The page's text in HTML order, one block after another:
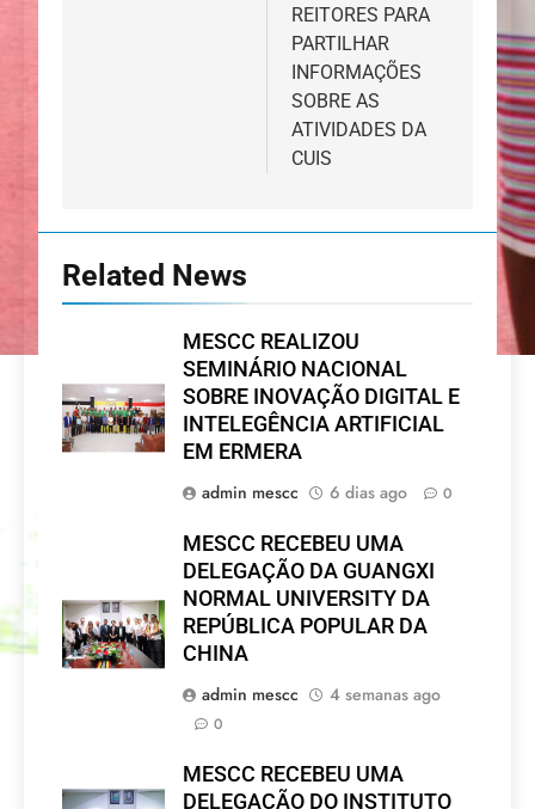
REITORES PARA
PARTILHAR
INFORMAÇÕES
SOBRE AS
ATIVIDADES DA
CUIS
Related News
MESCC REALIZOU
SEMINÁRIO NACIONAL
SOBRE INOVAÇÃO DIGITAL E
INTELEGÊNCIA ARTIFICIAL
EM ERMERA
admin mescc
6 dias ago 0
MESCC RECEBEU UMA
DELEGAÇÃO DA GUANGXI
NORMAL UNIVERSITY DA
REPÚBLICA POPULAR DA
CHINA
admin mescc
4 semanas ago
0
MESCC RECEBEU UMA
DELEGAÇÃO DO INSTITUTO